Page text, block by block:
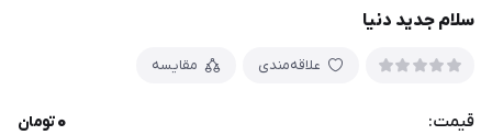
سلام جدید دنیا
علاقه‌مندی مقایسه
قیمت: 0تومان